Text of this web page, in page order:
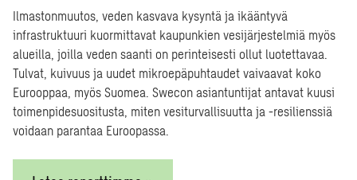
halutaan mikroliikkumispalveluita. Lupaehdot voivat
laitteiden lukumääriä, käyttöaikoja, sovelluksen
välittämistä kunnalle. Tämä mahdollistaa
merkitys
Ilmastonmuutos, veden kasvava kysyntä ja ikääntyvä
infrastruktuuri kuormittavat kaupunkien vesijärjestelmiä myös
alueilla, joilla veden saanti on perinteisesti ollut luotettavaa.
Tulvat, kuivuus ja uudet mikroepäpuhtaudet vaivaavat koko
Eurooppaa, myös Suomea. Swecon asiantuntijat antavat kuusi
toimenpidesuositusta, miten vesiturvallisuutta ja -resilienssiä
voidaan parantaa Euroopassa.